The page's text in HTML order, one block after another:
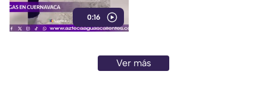
0:16
Ver más